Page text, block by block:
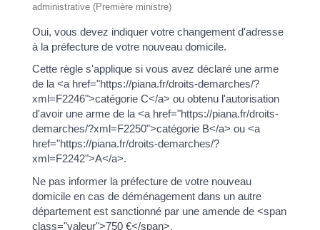
administrative (Première ministre)
Oui, vous devez indiquer votre changement d'adresse
à la préfecture de votre nouveau domicile.
Cette règle s'applique si vous avez déclaré une arme
de la <a href="https://piana.fr/droits-demarches/?
xml=F2246">catégorie C</a> ou obtenu l'autorisation
d'avoir une arme de la <a href="https://piana.fr/droits-
demarches/?xml=F2250">catégorie B</a> ou <a
href="https://piana.fr/droits-demarches/?
xml=F2242">A</a>.
Ne pas informer la préfecture de votre nouveau
domicile en cas de déménagement dans un autre
département est sanctionné par une amende de <span
class="valeur">750 €</span>.